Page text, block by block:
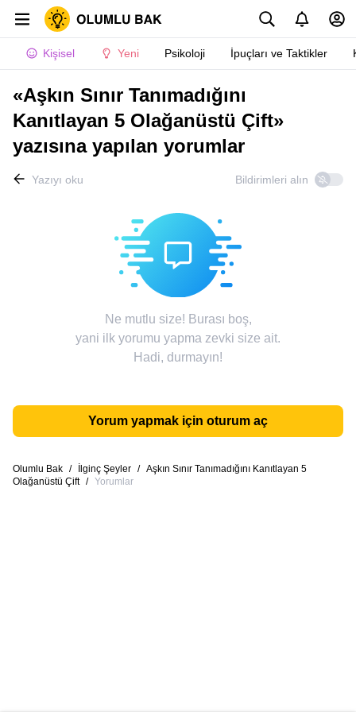
Kişisel Yeni Psikoloji İpuçları ve Taktikler
«Aşkın Sınır Tanımadığını
Kanıtlayan 5 Olağanüstü Çift»
yazısına yapılan yorumlar
Yazıyı oku Bildirimleri alın
Ne mutlu size! Burası boş,
yani ilk yorumu yapma zevki size ait.
Hadi, durmayın!
Yorum yapmak için oturum aç
Olumlu Bak / İlginç Şeyler / Aşkın Sınır Tanımadığını Kanıtlayan 5
Olağanüstü Çift / Yorumlar